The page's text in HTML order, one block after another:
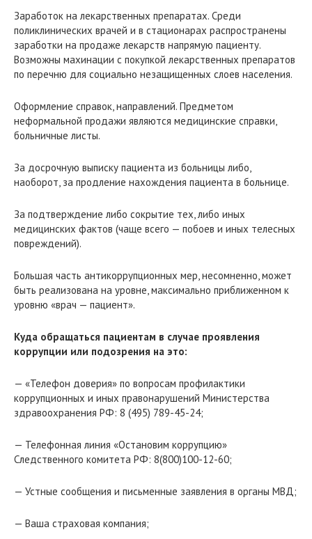
Заработок на лекарственных препаратах. Среди
поликлинических врачей и в стационарах распространены
заработки на продаже лекарств напрямую пациенту.
Возможны махинации с покупкой лекарственных препаратов
по перечню для социально незащищенных слоев населения.
Оформление справок, направлений. Предметом
неформальной продажи являются медицинские справки,
больничные листы.
За досрочную выписку пациента из больницы либо,
наоборот, за продление нахождения пациента в больнице.
За подтверждение либо сокрытие тех, либо иных
медицинских фактов (чаще всего — побоев и иных телесных
повреждений).
Большая часть антикоррупционных мер, несомненно, может
быть реализована на уровне, максимально приближенном к
уровню «врач — пациент».
Куда обращаться пациентам в случае проявления
коррупции или подозрения на это:
— «Телефон доверия» по вопросам профилактики
коррупционных и иных правонарушений Министерства
здравоохранения РФ: 8 (495) 789-45-24;
— Телефонная линия «Остановим коррупцию»
Следственного комитета РФ: 8(800)100-12-60;
— Устные сообщения и письменные заявления в органы МВД;
— Ваша страховая компания;